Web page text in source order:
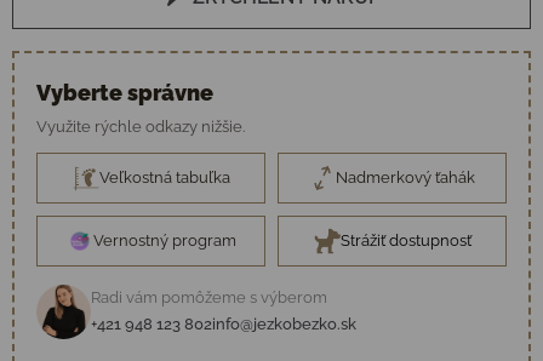
Vyberte správne
Využite rýchle odkazy nižšie.
Veľkostná tabuľka Nadmerkový ťahák
Vernostný program Strážiť dostupnosť
Radi vám pomôžeme s výberom
+421 948 123 802info@jezkobezko.sk